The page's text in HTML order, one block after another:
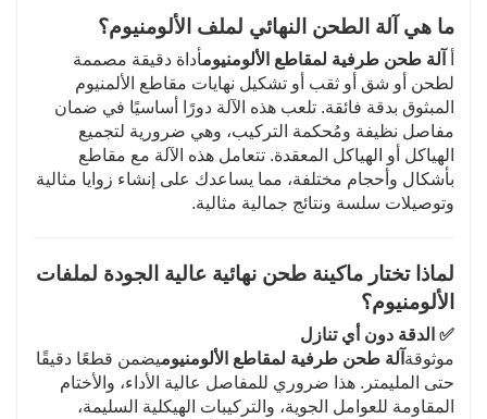
ما هي آلة الطحن النهائي لملف الألومنيوم؟
آلة طحن طرفية لمقاطع الألومنيومأداة دقيقة مصممة
لطحن أو شق أو ثقب أو تشكيل نهايات مقاطع الألمنيوم
المبثوق بدقة فائقة. تلعب هذه الآلة دورًا أساسيًا في ضمان
مفاصل نظيفة ومُحكمة التركيب، وهي ضرورية لتجميع
الهياكل أو الهياكل المعقدة. تتعامل هذه الآلة مع مقاطع
بأشكال وأحجام مختلفة، مما يساعدك على إنشاء زوايا مثالية
وتوصيلات سلسة ونتائج جمالية مثالية.
لماذا تختار ماكينة طحن نهائية عالية الجودة لملفات
الألومنيوم؟
✅ الدقة دون أي تنازل
موثوقة آلة طحن طرفية لمقاطع الألومنيوميضمن قطعًا دقيقًا
حتى المليمتر. هذا ضروري للمفاصل عالية الأداء، والأختام
المقاومة للعوامل الجوية، والتركيبات الهيكلية السليمة،